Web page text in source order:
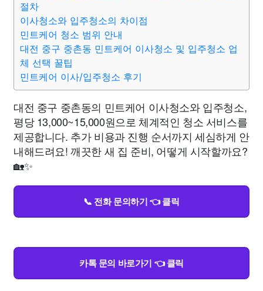
절차
이사청소와 입주청소의 차이점
민트케어 청소 범위 안내
대전 중구 중촌동 민트케어 이사청소 및 입주청소 업
체 선택 꿀팁
민트케어 이사/입주청소 후기
대전 중구 중촌동의 민트케어 이사청소와 입주청소,
평당 13,000~15,000원으로 체계적인 청소 서비스를
제공합니다. 추가 비용과 진행 순서까지 세심하게 안
내해드려요! 깨끗한 새 집 준비, 어떻게 시작할까요?
🏡✨
📞 전화 문의하기 👈 클릭
카톡 문의 바로가기 👈 클릭